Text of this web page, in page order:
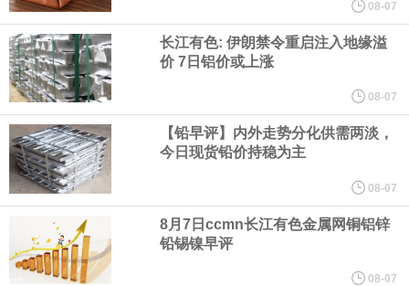
2022年以来同期最高水平，生产经营稳步向好，盈利能力持续增
强。
伊朗议会主席团成员萨利米公开伊方拟议的霍尔木兹海峡战略管理
方案初步文本细节，内容包括禁止敌对方面通过海峡等，违反规定
者将被处以最高达货物价值20%的罚款。该方案显示，美国、以色
列等国的船只将被禁止通过霍尔木兹海峡；与以色列有关的军用和
08-07
长江有色: 伊朗禁令重启注入地缘溢
价 7日铝价或上涨
08-07
【铅早评】内外走势分化供需两淡，
今日现货铅价持稳为主
08-07
8月7日ccmn长江有色金属网铜铝锌
铅锡镍早评
08-07